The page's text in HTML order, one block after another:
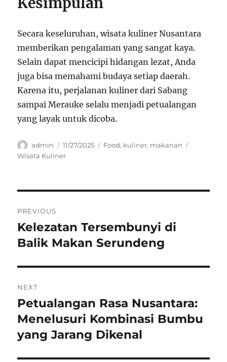
Secara keseluruhan, wisata kuliner Nusantara
memberikan pengalaman yang sangat kaya.
Selain dapat mencicipi hidangan lezat, Anda
juga bisa memahami budaya setiap daerah.
Karena itu, perjalanan kuliner dari Sabang
sampai Merauke selalu menjadi petualangan
yang layak untuk dicoba.
Author
admin
Posted
on
11/27/2025 Categories
Food, kuliner, makanan
Wisata Kuliner
pos
PREVIOUS
Previous
post:
Kelezatan Tersembunyi di
Balik Makan Serundeng
NEXT
Next
post:
Petualangan Rasa Nusantara:
Menelusuri Kombinasi Bumbu
yang Jarang Dikenal